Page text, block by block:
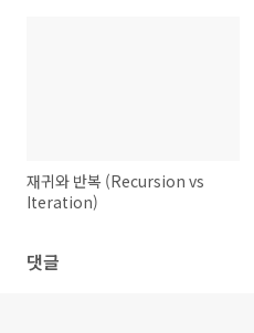
재귀와 반복 (Recursion vs
Iteration)
댓글